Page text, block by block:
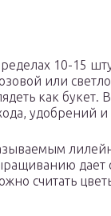
10-15
или
как букет.
удобрений и
дает
считать